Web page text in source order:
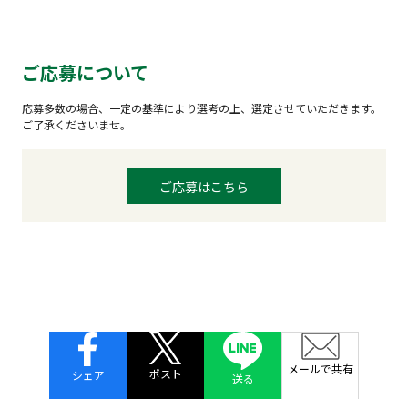
ご応募について
応募多数の場合、一定の基準により選考の上、選定させていただきます。
ご了承くださいませ。
ご応募はこちら
シェア ポスト 送る
メールで共有